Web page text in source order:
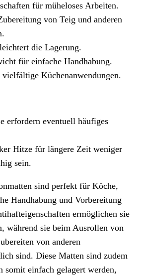
für müheloses Arbeiten.
von Teig und anderen
die Lagerung.
für einfache Handhabung.
Küchenanwendungen.
erfordern eventuell häufiges
Hitze für längere Zeit weniger
sein.
sind perfekt für Köche,
Handhabung und Vorbereitung
ermöglichen sie
während sie beim Ausrollen von
von anderen
sind. Diese Matten sind zudem
somit einfach gelagert werden,